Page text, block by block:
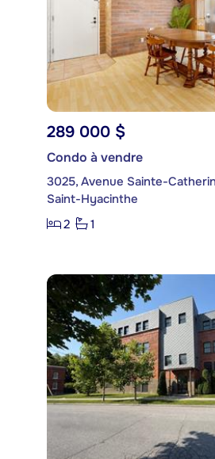
289 000 $
Condo à vendre
3025, Avenue Sainte-
Saint-Hyacinthe
2
1